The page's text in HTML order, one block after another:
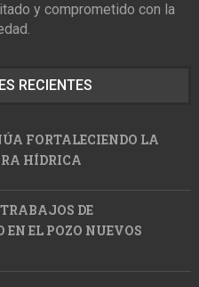
y comprometido con la
RECIENTES
FORTALECIENDO LA
HÍDRICA
DE
EL POZO NUEVOS